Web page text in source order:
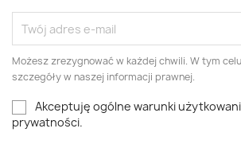
Możesz zrezygnować w każdej chwili. W tym
szczegóły w naszej informacji prawnej.
Akceptuję ogólne warunki
prywatności.